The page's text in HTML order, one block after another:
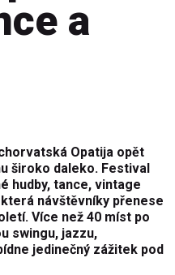
a
Opatija opět
široko daleko. Festival
hudby, tance, vintage
návštěvníky přenese
Více než 40 míst po
swingu, jazzu,
jedinečný zážitek pod